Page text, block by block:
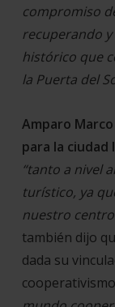
compromiso
recuperando
histórico que
la Puerta del
Amparo
para la
“tanto a nivel
turístico, ya
nuestro
también dijo
dada su